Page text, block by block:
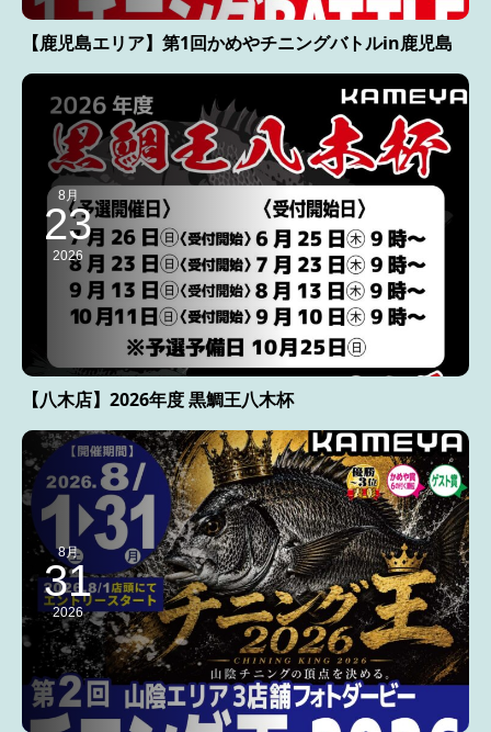
【鹿児島エリア】第1回かめやチニングバトルin鹿児島
8月
23
2026
【八木店】2026年度 黒鯛王八木杯
8月
31
2026